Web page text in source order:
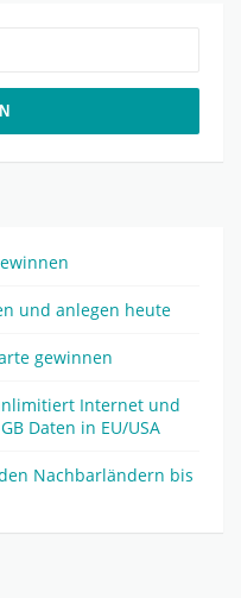
und anlegen heute
gewinnen
Internet und
Daten in EU/USA
Nachbarländern bis